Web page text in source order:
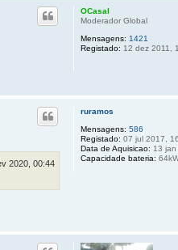
OCasal
Moderador Global
Mensagens: 1421
Registado: 12 dez 2011,
ruramos
Mensagens: 586
Registado: 07 jul 2017,
Data de Aquisicao: 13 jan
Capacidade bateria:
2020, 00:44